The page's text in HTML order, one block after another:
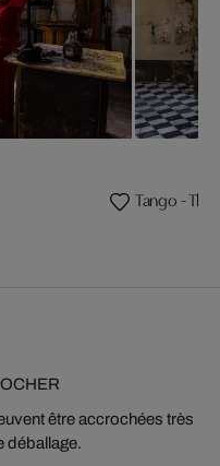
Tango - The
être accrochées très
déballage.